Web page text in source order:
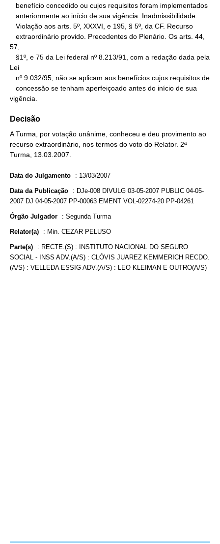
57,
Lei
vigência.
Decisão
A Turma, por votação unânime, conheceu e deu provimento ao
recurso extraordinário, nos termos do voto do Relator. 2ª
Turma, 13.03.2007.
Data do Julgamento : 13/03/2007
Data da Publicação : DJe-008 DIVULG 03-05-2007 PUBLIC 04-05-
2007 DJ 04-05-2007 PP-00063 EMENT VOL-02274-20 PP-04261
Órgão Julgador : Segunda Turma
Relator(a) : Min. CEZAR PELUSO
Parte(s) : RECTE.(S) : INSTITUTO NACIONAL DO SEGURO
SOCIAL - INSS ADV.(A/S) : CLÓVIS JUAREZ KEMMERICH RECDO.
(A/S) : VELLEDA ESSIG ADV.(A/S) : LEO KLEIMAN E OUTRO(A/S)